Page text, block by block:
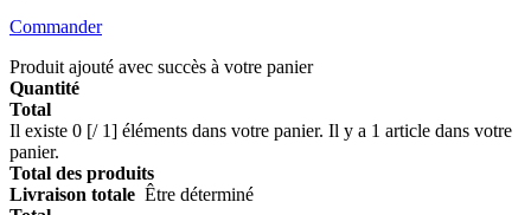
Commander
Produit ajouté avec succès à votre panier
Quantité
Total
Il existe 0 [/ 1] éléments dans votre panier. Il y a 1 article dans votre
panier.
Total des produits
Livraison totale Être déterminé